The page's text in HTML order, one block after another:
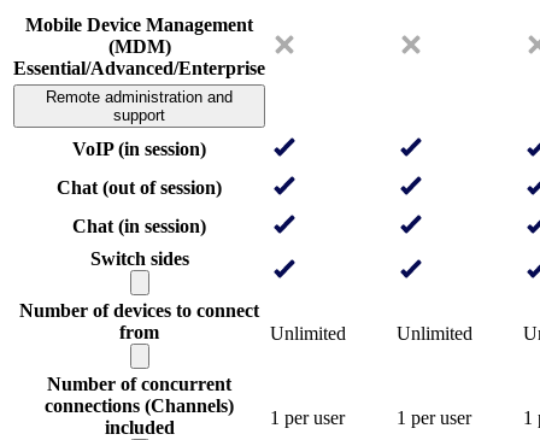
Mobile Device Management
(MDM)
Essential/Advanced/Enterprise
Remote administration and
support
VoIP (in session)
Chat (out of session)
Chat (in session)
Switch sides
Number of devices to connect
from
Unlimited Unlimited
Number of concurrent
connections (Channels)
included
1 per user 1 per user 1